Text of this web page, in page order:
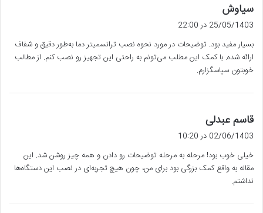
سیاوش
ف
25/05/1403 در 22:00
بسیار مفید بود. توضیحات در مورد نحوه نصب ترانسمیتر دما به‌طور دقیق و شفاف
ارائه شده. با کمک این مطلب می‌تونم به راحتی این تجهیز رو نصب کنم. از مطالب
خوبتون سپاسگزارم.
قاسم عبدلی
ت
:
02/06/1403 در 10:20
خیلی خوب بود! مرحله به مرحله توضیحات رو دادن و همه چیز روشن شد. این
مقاله به واقع کمک بزرگی بود برای من، چون هیچ تجربه‌ای در نصب این دستگاه‌ها
نداشتم.